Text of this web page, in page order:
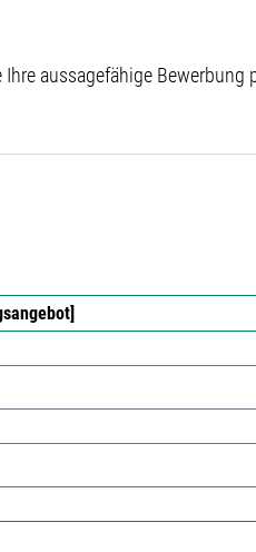
aussagefähige Bewerbung